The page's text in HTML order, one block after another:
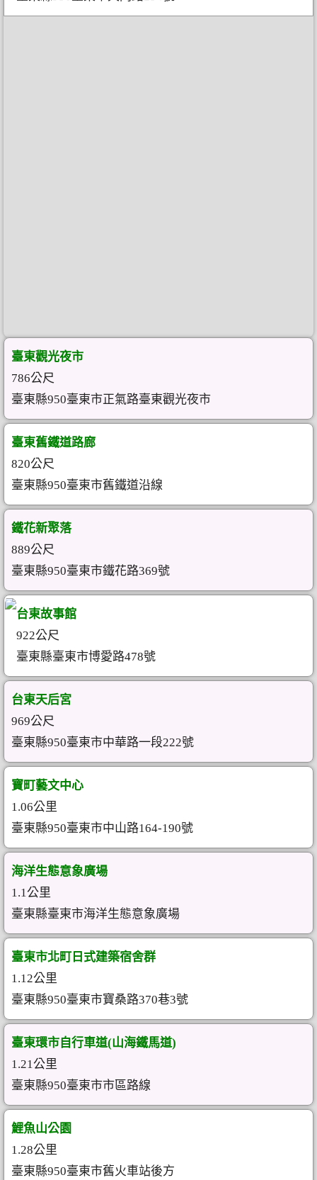
臺東觀光夜市
786公尺
臺東縣950臺東市正氣路臺東觀光夜市
臺東舊鐵道路廊
820公尺
臺東縣950臺東市舊鐵道沿線
鐵花新聚落
889公尺
臺東縣950臺東市鐵花路369號
台東故事館
922公尺
臺東縣臺東市博愛路478號
台東天后宮
969公尺
臺東縣950臺東市中華路一段222號
寶町藝文中心
1.06公里
臺東縣950臺東市中山路164-190號
海洋生態意象廣場
1.1公里
臺東縣臺東市海洋生態意象廣場
臺東市北町日式建築宿舍群
1.12公里
臺東縣950臺東市寶桑路370巷3號
臺東環市自行車道(山海鐵馬道)
1.21公里
臺東縣950臺東市市區路線
鯉魚山公園
1.28公里
臺東縣950臺東市舊火車站後方